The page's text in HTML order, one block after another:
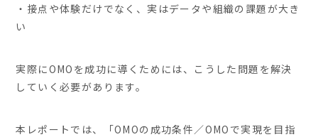
・接点や体験だけでなく、実はデータや組織の課題が大き
い
実際にOMOを成功に導くためには、こうした問題を解決
していく必要があります。
本レポートでは、「OMOの成功条件／OMOで実現を目指